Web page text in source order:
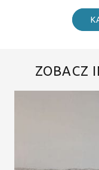
ZOBACZ